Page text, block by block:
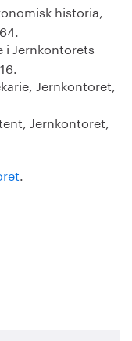
historia,
i Jernkontorets
Jernkontoret,
Jernkontoret,
.